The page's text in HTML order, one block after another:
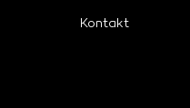
Kontakt